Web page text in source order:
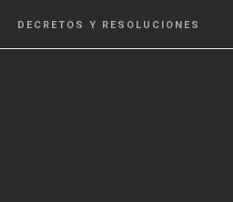
DECRETOS Y RESOLUCIONES